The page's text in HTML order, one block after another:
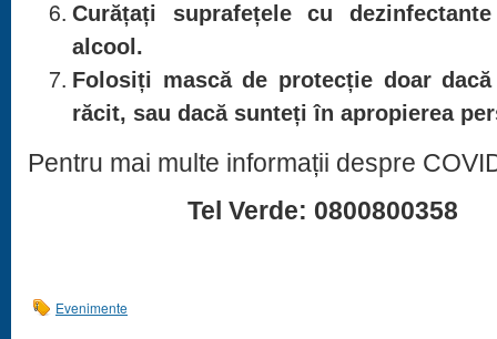
Curățați suprafețele cu
alcool.
Folosiți mască de protecție doar
răcit, sau dacă sunteți în apropierea
Pentru mai multe informații despre
Tel Verde: 0800800358
Evenimente